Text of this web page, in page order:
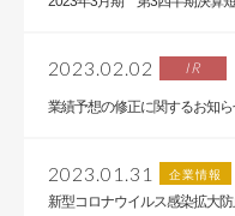
2023.02.02 IR
業績予想の修正に関するお知
2023.01.31 企業情報
新型コロナウイルス感染拡大